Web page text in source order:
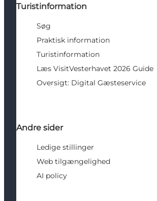
Turistinformation
Søg
Praktisk information
Turistinformation
Læs VisitVesterhavet 2026 Guide
Oversigt: Digital Gæsteservice
Andre sider
Ledige stillinger
Web tilgængelighed
AI policy